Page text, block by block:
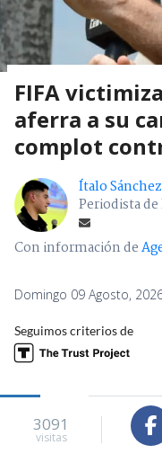
FIFA
aferra a su
complot
Ítalo
Periodista
Con información de
Domingo 09 Agosto,
Seguimos criterios de
3091
visitas